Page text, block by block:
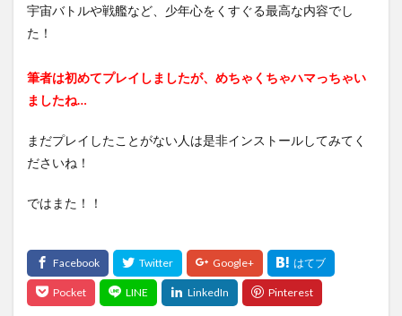
宇宙バトルや戦艦など、少年心をくすぐる最高な内容でし
た！
筆者は初めてプレイしましたが、めちゃくちゃハマっちゃい
ましたね…
まだプレイしたことがない人は是非インストールしてみてく
ださいね！
ではまた！！